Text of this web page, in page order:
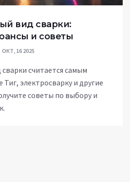
вид сварки:
и советы
ОКТ, 16 2025
считается самым
электросварку и другие
советы по выбору и